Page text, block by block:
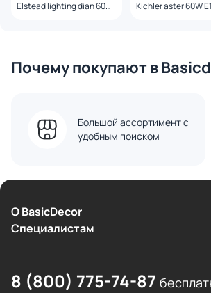
Elstead lighting dian 60W
Kichler aster 60W
Почему покупают в
Большой ассортимент с
удобным поиском
О BasicDecor
Cпециалистам
8 (800) 775-74-87